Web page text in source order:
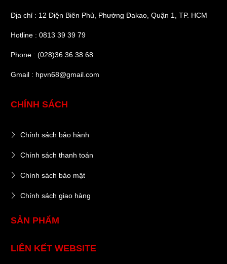
Địa chỉ : 12 Điện Biên Phủ, Phường Đakao, Quận 1, TP. HCM
Hotline : 0813 39 39 79
Phone : (028)36 36 38 68
Gmail : hpvn68@gmail.com
CHÍNH SÁCH
Chính sách bảo hành
Chính sách thanh toán
Chính sách bảo mật
Chính sách giao hàng
SẢN PHẨM
LIÊN KẾT WEBSITE